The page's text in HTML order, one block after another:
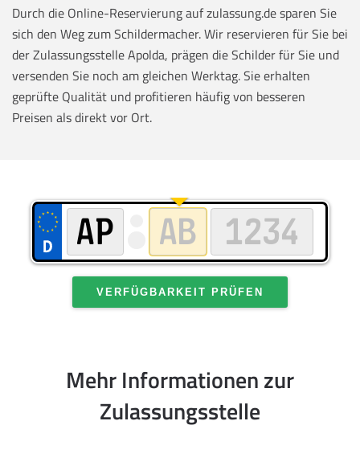
Durch die Online-Reservierung auf zulassung.de sparen Sie
sich den Weg zum Schildermacher. Wir reservieren für Sie bei
der Zulassungsstelle Apolda, prägen die Schilder für Sie und
versenden Sie noch am gleichen Werktag. Sie erhalten
geprüfte Qualität und profitieren häufig von besseren
Preisen als direkt vor Ort.
VERFÜGBARKEIT PRÜFEN
Mehr Informationen zur
Zulassungsstelle